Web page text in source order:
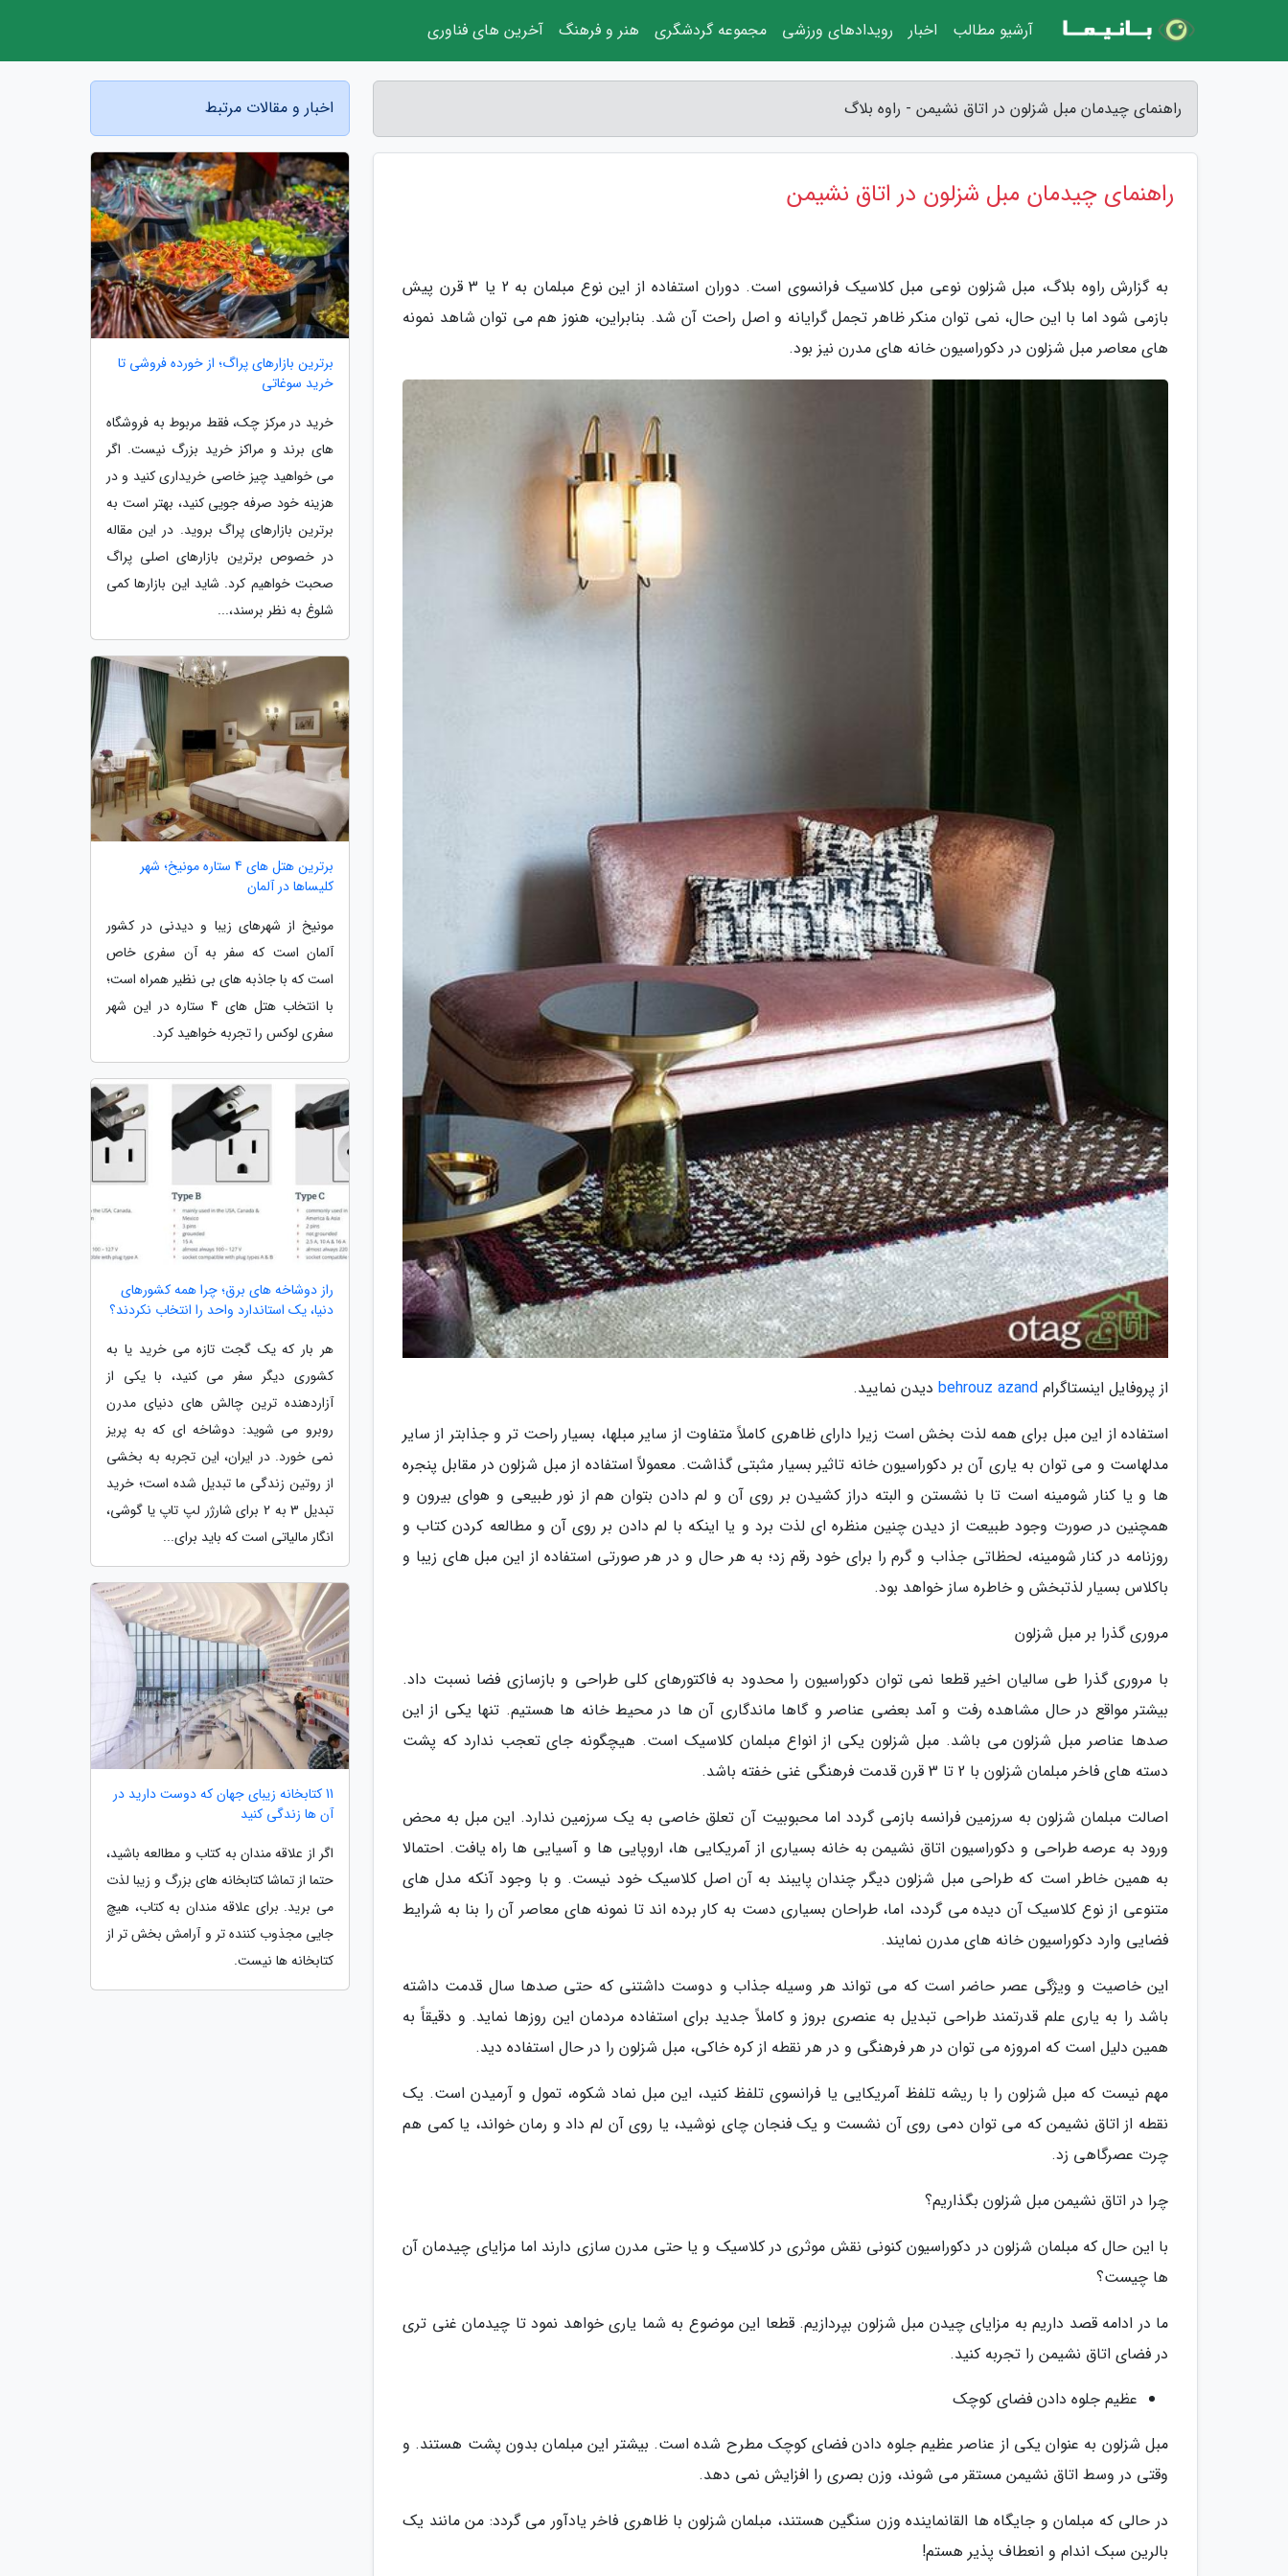
راهنمای چیدمان مبل شزلون در اتاق نشیمن - راوه بلاگ
راهنمای چیدمان مبل شزلون در اتاق نشیمن
به گزارش راوه بلاگ، مبل شزلون نوعی مبل کلاسیک فرانسوی است. دوران استفاده از این نوع مبلمان به 2 یا 3 قرن پیش
بازمی شود اما با این حال، نمی توان منکر ظاهر تجمل گرایانه و اصل راحت آن شد. بنابراین، هنوز هم می توان شاهد نمونه
های معاصر مبل شزلون در دکوراسیون خانه های مدرن نیز بود.
از پروفایل اینستاگرام behrouz azand دیدن نمایید.
استفاده از این مبل برای همه لذت بخش است زیرا دارای ظاهری کاملاً متفاوت از سایر مبلها، بسیار راحت تر و جذابتر از سایر
مدلهاست و می توان به یاری آن بر دکوراسیون خانه تاثیر بسیار مثبتی گذاشت. معمولاً استفاده از مبل شزلون در مقابل پنجره
ها و یا کنار شومینه است تا با نشستن و البته دراز کشیدن بر روی آن و لم دادن بتوان هم از نور طبیعی و هوای بیرون و
همچنین در صورت وجود طبیعت از دیدن چنین منظره ای لذت برد و یا اینکه با لم دادن بر روی آن و مطالعه کردن کتاب و
روزنامه در کنار شومینه، لحظاتی جذاب و گرم را برای خود رقم زد؛ به هر حال و در هر صورتی استفاده از این مبل های زیبا و
باکلاس بسیار لذتبخش و خاطره ساز خواهد بود.
مروری گذرا بر مبل شزلون
با مروری گذرا طی سالیان اخیر قطعا نمی توان دکوراسیون را محدود به فاکتورهای کلی طراحی و بازسازی فضا نسبت داد.
بیشتر مواقع در حال مشاهده رفت و آمد بعضی عناصر و گاها ماندگاری آن ها در محیط خانه ها هستیم. تنها یکی از این
صدها عناصر مبل شزلون می باشد. مبل شزلون یکی از انواع مبلمان کلاسیک است. هیچگونه جای تعجب ندارد که پشت
دسته های فاخر مبلمان شزلون با 2 تا 3 قرن قدمت فرهنگی غنی خفته باشد.
اصالت مبلمان شزلون به سرزمین فرانسه بازمی گردد اما محبوبیت آن تعلق خاصی به یک سرزمین ندارد. این مبل به محض
ورود به عرصه طراحی و دکوراسیون اتاق نشیمن به خانه بسیاری از آمریکایی ها، اروپایی ها و آسیایی ها راه یافت. احتمالا
به همین خاطر است که طراحی مبل شزلون دیگر چندان پایبند به آن اصل کلاسیک خود نیست. و با وجود آنکه مدل های
متنوعی از نوع کلاسیک آن دیده می گردد، اما، طراحان بسیاری دست به کار برده اند تا نمونه های معاصر آن را بنا به شرایط
فضایی وارد دکوراسیون خانه های مدرن نمایند.
این خاصیت و ویژگی عصر حاضر است که می تواند هر وسیله جذاب و دوست داشتنی که حتی صدها سال قدمت داشته
باشد را به یاری علم قدرتمند طراحی تبدیل به عنصری بروز و کاملاً جدید برای استفاده مردمان این روزها نماید. و دقیقاً به
همین دلیل است که امروزه می توان در هر فرهنگی و در هر نقطه از کره خاکی، مبل شزلون را در حال استفاده دید.
مهم نیست که مبل شزلون را با ریشه تلفظ آمریکایی یا فرانسوی تلفظ کنید، این مبل نماد شکوه، تمول و آرمیدن است. یک
نقطه از اتاق نشیمن که می توان دمی روی آن نشست و یک فنجان چای نوشید، یا روی آن لم داد و رمان خواند، یا کمی هم
چرت عصرگاهی زد.
چرا در اتاق نشیمن مبل شزلون بگذاریم؟
با این حال که مبلمان شزلون در دکوراسیون کنونی نقش موثری در کلاسیک و یا حتی مدرن سازی دارند اما مزایای چیدمان آن
ها چیست؟
ما در ادامه قصد داریم به مزایای چیدن مبل شزلون بپردازیم. قطعا این موضوع به شما یاری خواهد نمود تا چیدمان غنی تری
در فضای اتاق نشیمن را تجربه کنید.
عظیم جلوه دادن فضای کوچک
مبل شزلون به عنوان یکی از عناصر عظیم جلوه دادن فضای کوچک مطرح شده است. بیشتر این مبلمان بدون پشت هستند. و
وقتی در وسط اتاق نشیمن مستقر می شوند، وزن بصری را افزایش نمی دهد.
در حالی که مبلمان و جایگاه ها القانماینده وزن سنگین هستند، مبلمان شزلون با ظاهری فاخر یادآور می گردد: من مانند یک
بالرین سبک اندام و انعطاف پذیر هستم!
اخبار و مقالات مرتبط
برترین بازارهای پراگ؛ از خورده فروشی تا
خرید سوغاتی
خرید در مرکز چک، فقط مربوط به فروشگاه
های برند و مراکز خرید بزرگ نیست. اگر
می خواهید چیز خاصی خریداری کنید و در
هزینه خود صرفه جویی کنید، بهتر است به
برترین بازارهای پراگ بروید. در این مقاله
در خصوص برترین بازارهای اصلی پراگ
صحبت خواهیم کرد. شاید این بازارها کمی
شلوغ به نظر برسند،...
برترین هتل های 4 ستاره مونیخ؛ شهر
کلیساها در آلمان
مونیخ از شهرهای زیبا و دیدنی در کشور
آلمان است که سفر به آن سفری خاص
است که با جاذبه های بی نظیر همراه است؛
با انتخاب هتل های 4 ستاره در این شهر
سفری لوکس را تجربه خواهید کرد.
راز دوشاخه های برق؛ چرا همه کشورهای
دنیا، یک استاندارد واحد را انتخاب نکردند؟
هر بار که یک گجت تازه می خرید یا به
کشوری دیگر سفر می کنید، با یکی از
آزاردهنده ترین چالش های دنیای مدرن
روبرو می شوید: دوشاخه ای که به پریز
نمی خورد. در ایران، این تجربه به بخشی
از روتین زندگی ما تبدیل شده است؛ خرید
تبدیل 3 به 2 برای شارژر لپ تاپ یا گوشی،
انگار مالیاتی است که باید برای...
11 کتابخانه زیبای جهان که دوست دارید در
آن ها زندگی کنید
اگر از علاقه مندان به کتاب و مطالعه باشید،
حتما از تماشا کتابخانه های بزرگ و زیبا لذت
می برید. برای علاقه مندان به کتاب، هیچ
جایی مجذوب کننده تر و آرامش بخش تر از
کتابخانه ها نیست.
آرشیو مطالب اخبار رویدادهای ورزشی مجموعه گردشگری هنر و فرهنگ آخرین های فناوری